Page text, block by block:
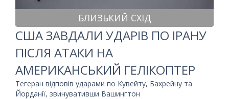
БЛИЗЬКИЙ СХІД
США ЗАВДАЛИ УДАРІВ ПО ІРАНУ
ПІСЛЯ АТАКИ НА
АМЕРИКАНСЬКИЙ ГЕЛІКОПТЕР
Тегеран відповів ударами по Кувейту, Бахрейну та
Йорданії, звинувативши Вашингтон